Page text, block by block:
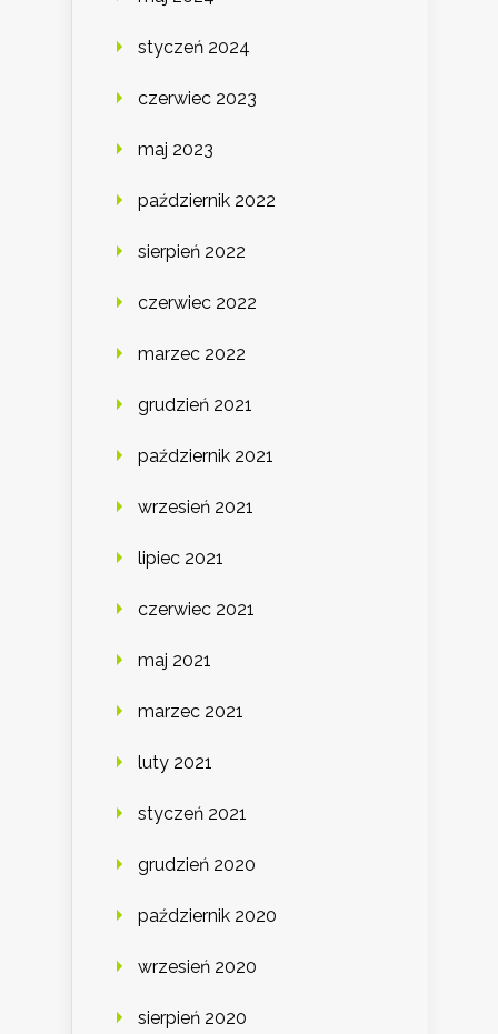
styczeń 2024
czerwiec 2023
maj 2023
październik 2022
sierpień 2022
czerwiec 2022
marzec 2022
grudzień 2021
październik 2021
wrzesień 2021
lipiec 2021
czerwiec 2021
maj 2021
marzec 2021
luty 2021
styczeń 2021
grudzień 2020
październik 2020
wrzesień 2020
sierpień 2020